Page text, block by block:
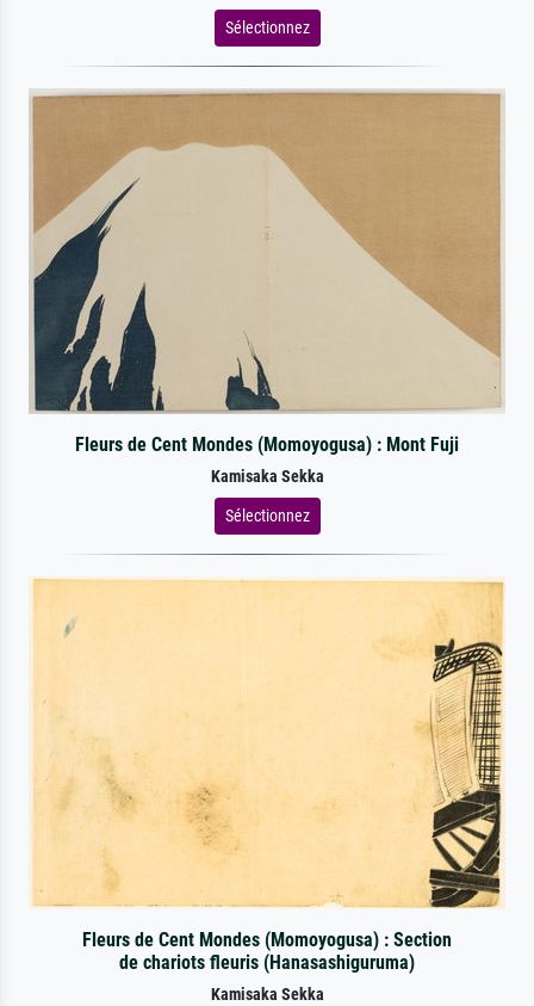
Sélectionnez
Fleurs de Cent Mondes (Momoyogusa) : Mont Fuji
Kamisaka Sekka
Sélectionnez
Fleurs de Cent Mondes (Momoyogusa) : Section
de chariots fleuris (Hanasashiguruma)
Kamisaka Sekka